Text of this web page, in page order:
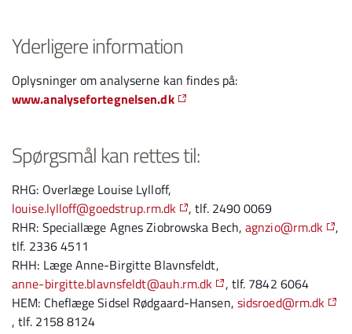
Yderligere information
Oplysninger om analyserne kan findes på:
www.analysefortegnelsen.dk
Spørgsmål kan rettes til:
RHG: Overlæge Louise Lylloff,
louise.lylloff@goedstrup.rm.dk
, tlf. 2490 0069
RHR: Speciallæge Agnes Ziobrowska Bech, agnzio@rm.dk
,
tlf. 2336 4511
RHH: Læge Anne-Birgitte Blavnsfeldt,
anne-birgitte.blavnsfeldt@auh.rm.dk
, tlf. 7842 6064
HEM: Cheflæge Sidsel Rødgaard-Hansen, sidsroed@rm.dk
, tlf. 2158 8124